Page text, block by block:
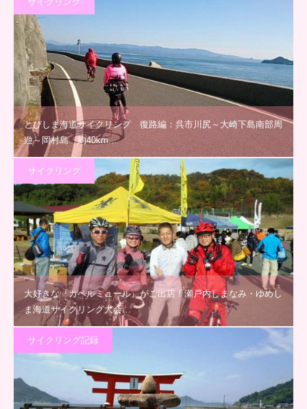
とびしま海道サイクリング 復路編：呉市川尻～大崎下島南部周
遊～岡村島 約40km…
サイクリング
大好きな『カペルミュール』がご出店！瀬戸内しまなみ・ゆめし
ま海道サイクリング大会…
サイクリング記録